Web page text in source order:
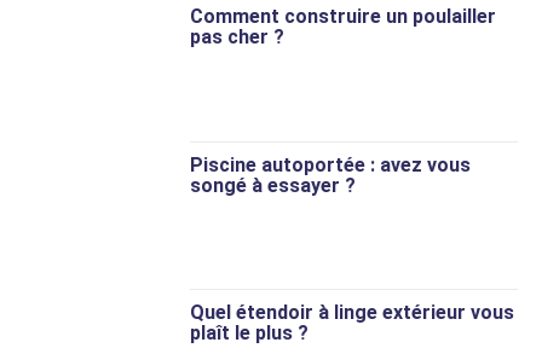
Comment construire un poulailler
pas cher ?
Piscine autoportée : avez vous
songé à essayer ?
Quel étendoir à linge extérieur vous
plaît le plus ?